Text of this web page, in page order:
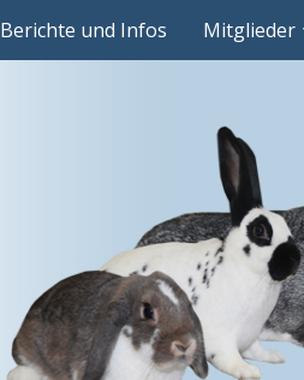
Berichte und Infos Mitglieder